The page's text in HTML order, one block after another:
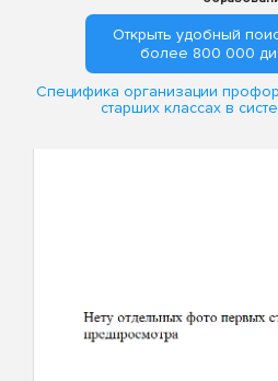
Открыть удобный
более 800 000
Специфика организации
старших классах в